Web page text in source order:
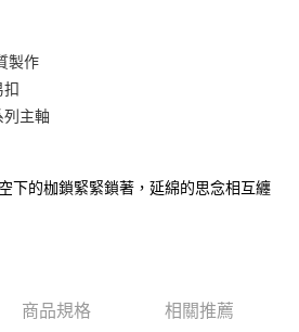
遠東國際商業銀行
品之後才付款」的支付方式。 讓您購物簡單
製作
主軸
下的枷鎖緊緊鎖著，延綿的思念相互纏
商品規格 相關推薦